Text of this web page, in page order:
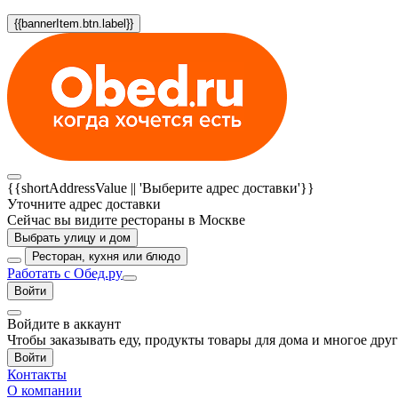
{{bannerItem.btn.label}}
{{shortAddressValue || 'Выберите адрес доставки'}}
Уточните адрес доставки
Сейчас вы видите рестораны в Москве
Выбрать улицу и дом
Ресторан, кухня или блюдо
Работать с Обед.ру
Войти
Войдите в аккаунт
Чтобы заказывать еду, продукты товары для дома и многое
Войти
Контакты
О компании